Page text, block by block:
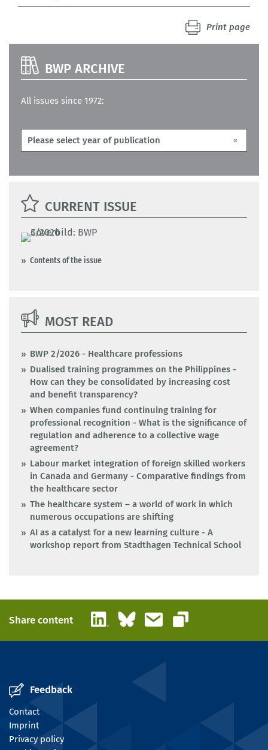
Print page
BWP ARCHIVE
All issues since 1972:
CURRENT ISSUE
Contents of the issue
MOST READ
BWP 2/2026 - Healthcare professions
Dualised training programmes on the Philippines -
How can they be consolidated by increasing cost
and benefit transparency?
When companies fund continuing training for
professional recognition - What is the significance of
regulation and adherence to a collective wage
agreement?
Labour market integration of foreign skilled workers
in Canada and Germany - Comparative findings from
the healthcare sector
The healthcare system – a world of work in which
numerous occupations are shifting
AI as a catalyst for a new learning culture - A
workshop report from Stadthagen Technical School
Share content LinkedInBlueskyEmail
Copy link
Feedback
Contact
Imprint
Privacy policy